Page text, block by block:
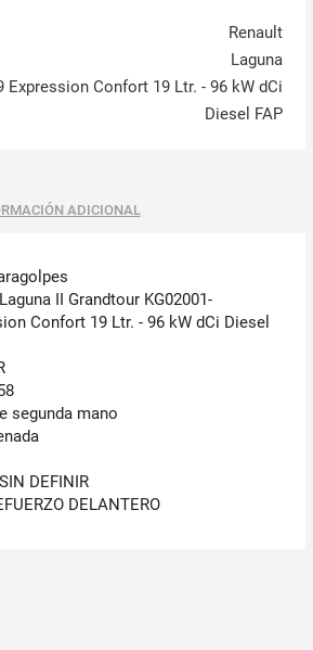
Renault
Laguna
Expression Confort 19 Ltr. - 96 kW dCi
Diesel FAP
ADICIONAL
II Grandtour KG02001-
Confort 19 Ltr. - 96 kW dCi Diesel
segunda mano
DEFINIR
DELANTERO